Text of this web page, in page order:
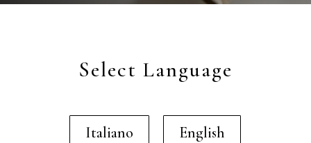
Select Language
Italiano English